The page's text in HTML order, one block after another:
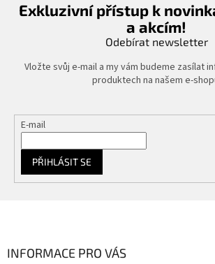
Exkluzivní přístup k
a akcím!
Odebírat newsletter
Vložte svůj e-mail a my vám budeme zasílat
produktech na našem e-
E-mail
PŘIHLÁSIT SE
INFORMACE PRO VÁS